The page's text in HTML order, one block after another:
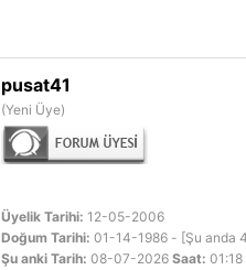
pusat41
(Yeni Üye)
Üyelik Tarihi: 12-05-2006
Doğum Tarihi: 01-14-1986 - [Şu anda
Şu anki Tarih: 08-07-2026 Saat: 01:18